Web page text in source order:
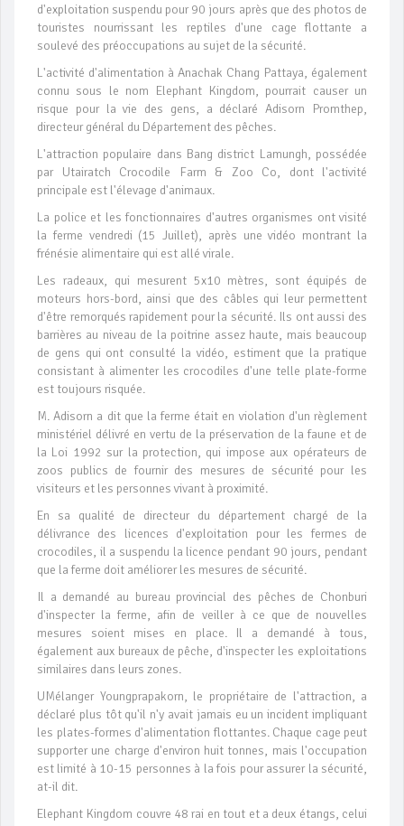
d'exploitation suspendu pour 90 jours après que des photos de
touristes nourrissant les reptiles d'une cage flottante a
soulevé des préoccupations au sujet de la sécurité.
L'activité d'alimentation à Anachak Chang Pattaya, également
connu sous le nom Elephant Kingdom, pourrait causer un
risque pour la vie des gens, a déclaré Adisorn Promthep,
directeur général du Département des pêches.
L'attraction populaire dans Bang district Lamungh, possédée
par Utairatch Crocodile Farm & Zoo Co, dont l'activité
principale est l'élevage d'animaux.
La police et les fonctionnaires d'autres organismes ont visité
la ferme vendredi (15 Juillet), après une vidéo montrant la
frénésie alimentaire qui est allé virale.
Les radeaux, qui mesurent 5x10 mètres, sont équipés de
moteurs hors-bord, ainsi que des câbles qui leur permettent
d'être remorqués rapidement pour la sécurité. Ils ont aussi des
barrières au niveau de la poitrine assez haute, mais beaucoup
de gens qui ont consulté la vidéo, estiment que la pratique
consistant à alimenter les crocodiles d'une telle plate-forme
est toujours risquée.
M. Adisorn a dit que la ferme était en violation d'un règlement
ministériel délivré en vertu de la préservation de la faune et de
la Loi 1992 sur la protection, qui impose aux opérateurs de
zoos publics de fournir des mesures de sécurité pour les
visiteurs et les personnes vivant à proximité.
En sa qualité de directeur du département chargé de la
délivrance des licences d'exploitation pour les fermes de
crocodiles, il a suspendu la licence pendant 90 jours, pendant
que la ferme doit améliorer les mesures de sécurité.
Il a demandé au bureau provincial des pêches de Chonburi
d'inspecter la ferme, afin de veiller à ce que de nouvelles
mesures soient mises en place. Il a demandé à tous,
également aux bureaux de pêche, d'inspecter les exploitations
similaires dans leurs zones.
UMélanger Youngprapakorn, le propriétaire de l'attraction, a
déclaré plus tôt qu'il n'y avait jamais eu un incident impliquant
les plates-formes d'alimentation flottantes. Chaque cage peut
supporter une charge d'environ huit tonnes, mais l'occupation
est limité à 10-15 personnes à la fois pour assurer la sécurité,
at-il dit.
Elephant Kingdom couvre 48 rai en tout et a deux étangs, celui